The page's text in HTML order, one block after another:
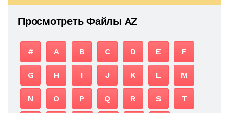
Просмотреть Файлы AZ
# A B C D E F
G H I J K L M
N O P Q R S T